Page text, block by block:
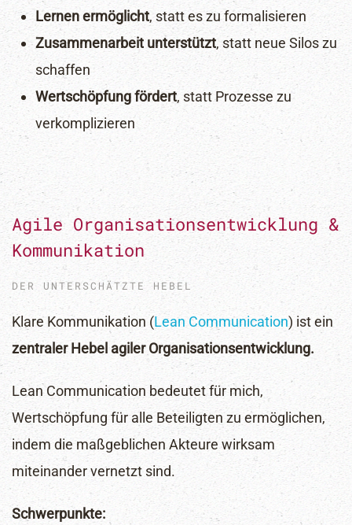
Lernen ermöglicht, statt es zu formalisieren
Zusammenarbeit unterstützt, statt neue Silos zu
schaffen
Wertschöpfung fördert, statt Prozesse zu
verkomplizieren
Agile Organisationsentwicklung &
Kommunikation
DER UNTERSCHÄTZTE HEBEL
Klare Kommunikation (Lean Communication) ist ein
zentraler Hebel agiler Organisationsentwicklung.
Lean Communication bedeutet für mich,
Wertschöpfung für alle Beteiligten zu ermöglichen,
indem die maßgeblichen Akteure wirksam
miteinander vernetzt sind.
Schwerpunkte: